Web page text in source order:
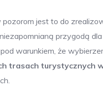
jest to do
przygodą
warunkiem, że
trasach turystycznych